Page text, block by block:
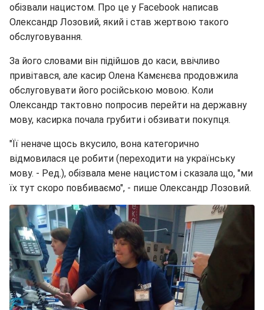
обізвали нацистом. Про це у Facebook написав
Олександр Лозовий, який і став жертвою такого
обслуговування.
За його словами він підійшов до каси, ввічливо
привітався, але касир Олена Камєнєва продовжила
обслуговувати його російською мовою. Коли
Олександр тактовно попросив перейти на державну
мову, касирка почала грубити і обзивати покупця.
"Її неначе щось вкусило, вона категорично
відмовилася це робити (переходити на українську
мову. - Ред.), обізвала мене нацистом і сказала що, "ми
їх тут скоро повбиваємо", - пише Олександр Лозовий.